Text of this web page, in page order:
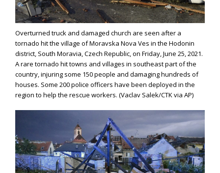
Overturned truck and damaged church are seen after a
tornado hit the village of Moravska Nova Ves in the Hodonin
district, South Moravia, Czech Republic, on Friday, June 25, 2021.
A rare tornado hit towns and villages in southeast part of the
country, injuring some 150 people and damaging hundreds of
houses. Some 200 police officers have been deployed in the
region to help the rescue workers. (Vaclav Salek/CTK via AP)